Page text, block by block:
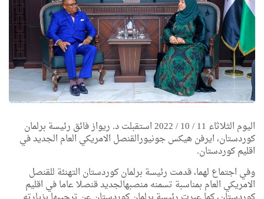
اليوم الثلاثاء استقبلتد. ريوازفائق رئيسة برلمان
كوردستان،ايرفن هيكسجونيورالقنصل الامريكي العام الجديدفي
اقليمكوردستان.
وفي اجتماع لهما،قدمت رئيسة برلمانكوردستان التهنئة للقنصل
الامريكي العام بمناسبة تسمنهمنصبهالجديدقنصلاعامافي اقليم